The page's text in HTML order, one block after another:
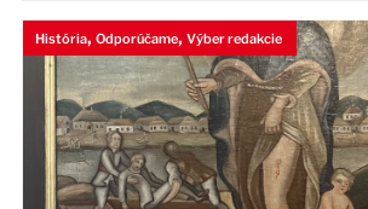
História, Odporúčame, Výber redakcie